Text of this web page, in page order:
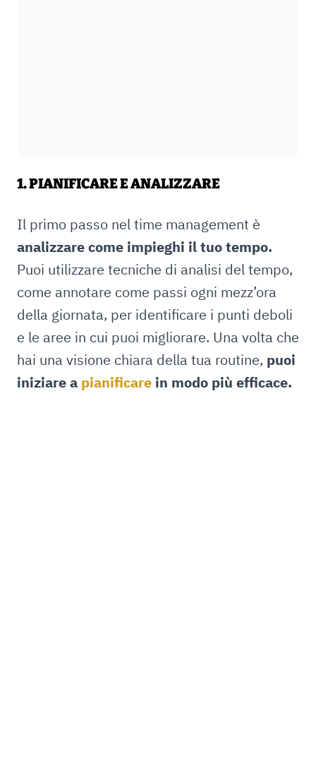
1. PIANIFICARE E ANALIZZARE
Il primo passo nel time management è
analizzare come impieghi il tuo tempo.
Puoi utilizzare tecniche di analisi del tempo,
come annotare come passi ogni mezz’ora
della giornata, per identificare i punti deboli
e le aree in cui puoi migliorare. Una volta che
hai una visione chiara della tua routine, puoi
iniziare a pianificare in modo più efficace.